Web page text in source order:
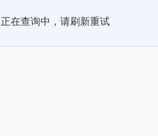
正在查询中，请刷新重试